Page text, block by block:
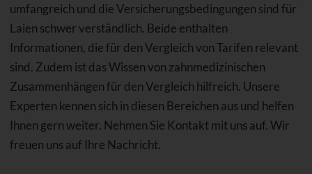
umfangreich und die Versicherungsbedingungen sind für
Laien schwer verständlich. Beide enthalten
Informationen, die für den Vergleich von Tarifen relevant
sind. Zudem ist das Wissen von zahnmedizinischen
Zusammenhängen für den Vergleich hilfreich. Unsere
Experten kennen sich in diesen Bereichen aus und helfen
Ihnen gern weiter. Nehmen Sie Kontakt mit uns auf. Wir
freuen uns auf Ihre Nachricht.